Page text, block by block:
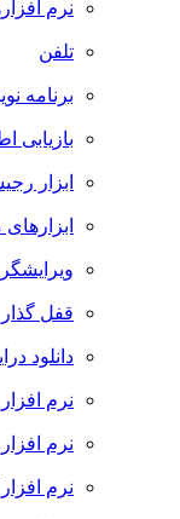
نرم
تلفن
برنامه نویسی
بازیابی
ابزار رجیستری
ابزارهای مفید
ویرایشگر متن
قفل گذار
دانلود
نرم افزار
نرم افزار
نرم افزار